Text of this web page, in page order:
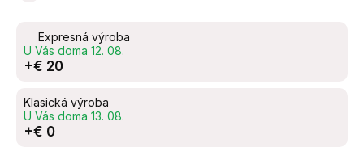
Expresná výroba
U Vás doma 12. 08.
+€ 20
Klasická výroba
U Vás doma 13. 08.
+€ 0